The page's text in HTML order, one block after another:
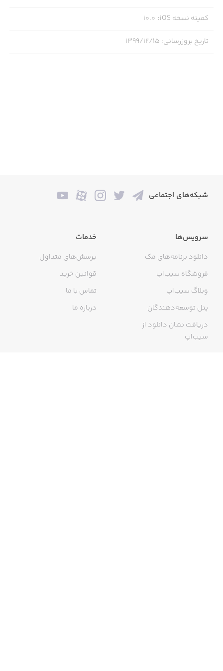
کمینه نسخه iOS :
10.0
تاریخ بروزرسانی: ۱۳۹۹/۱۲/۱۵
شبکه‌های اجتماعی
سرویس‌ها
دانلود برنامه‌های مک
فروشگاه سیب‌اپ
وبلاگ سیب‌اپ
پنل توسعه‌دهندگان
دریافت نشان دانلود از
سیب‌اپ
خدمات
پرسش‌های متداول
قوانین خرید
تماس با ما
درباره ما